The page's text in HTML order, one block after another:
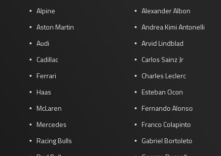
Alpine
Aston Martin
Audi
Cadillac
Ferrari
Haas
McLaren
Mercedes
Racing Bulls
Alexander Albon
Andrea Kimi Antonelli
Arvid Lindblad
Carlos Sainz Jr
Charles Leclerc
Esteban Ocon
Fernando Alonso
Franco Colapinto
Gabriel Bortoleto